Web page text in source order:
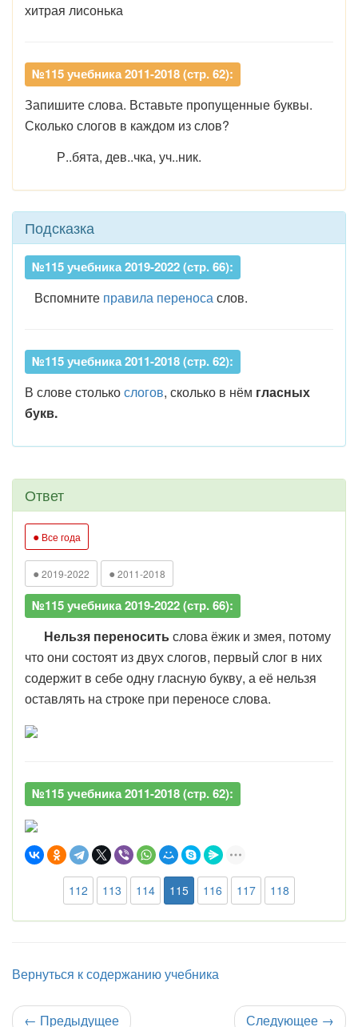
хитрая лисонька
№115 учебника 2011-2018 (стр. 62):
Запишите слова. Вставьте пропущенные буквы.
Сколько слогов в каждом из слов?
Р..бята, дев..чка, уч..ник.
Подсказка
№115 учебника 2019-2022 (стр. 66):
Вспомните правила переносаслов.
№115 учебника 2011-2018 (стр. 62):
В слове столькослогов, сколько в нём гласных
букв.
Ответ
● Все года
● 2019-2022 ● 2011-2018
№115 учебника 2019-2022 (стр. 66):
Нельзя переноситьслова ёжик и змея, потому
что они состоят из двух слогов, первый слог в них
содержит в себе одну гласную букву, а её нельзя
оставлять на строке при переносе слова.
№115 учебника 2011-2018 (стр. 62):
112 113 114 115 116 117 118
Вернуться к содержанию учебника
← Предыдущее Следующее →